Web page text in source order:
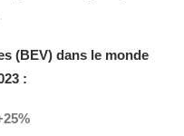
(BEV) dans le monde
: